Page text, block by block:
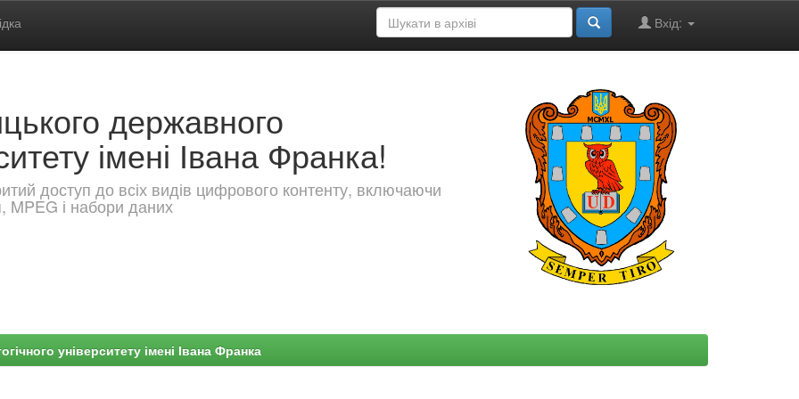
Вхід:
державного
імені Івана Франка!
доступ до всіх видів цифрового контенту, включаючи
MPEG і набори даних
університету імені Івана Франка